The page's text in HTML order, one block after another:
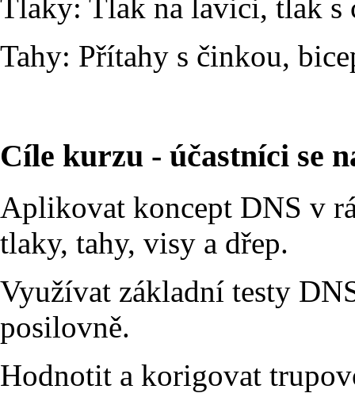
Tlaky: Tlak na lavici, tlak
Tahy: Přítahy s činkou,
Cíle kurzu - účastníci se
Aplikovat koncept DNS v
tlaky, tahy, visy a dřep.
Využívat základní testy
posilovně.
Hodnotit a korigovat